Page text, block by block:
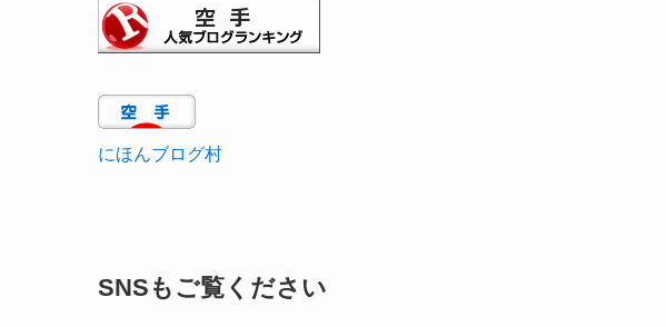
にほんブログ村
SNSもご覧ください